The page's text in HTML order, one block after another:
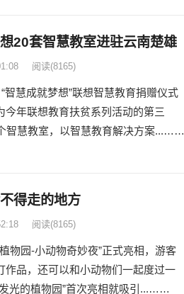
20套智慧教室进驻云南楚雄
阅读(8165)
慧成就梦想”联想智慧教育捐赠仪式
年联想教育扶贫系列活动的第三
智慧教室，以智慧教育解决方案...……
得走的地方
阅读(8165)
物园-小动物奇妙夜”正式亮相，游客
品，还可以和小动物们一起度过一
光的植物园”首次亮相就吸引...……